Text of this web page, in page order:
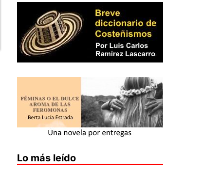
Lo más leído